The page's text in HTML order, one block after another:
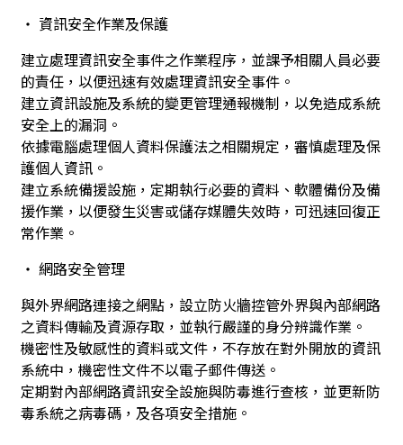
‧ 資訊安全作業及保護
建立處理資訊安全事件之作業程序，並課予相關人員必要
的責任，以便迅速有效處理資訊安全事件。
建立資訊設施及系統的變更管理通報機制，以免造成系統
安全上的漏洞。
依據電腦處理個人資料保護法之相關規定，審慎處理及保
護個人資訊。
建立系統備援設施，定期執行必要的資料、軟體備份及備
援作業，以便發生災害或儲存媒體失效時，可迅速回復正
常作業。
‧ 網路安全管理
與外界網路連接之網點，設立防火牆控管外界與內部網路
之資料傳輸及資源存取，並執行嚴謹的身分辨識作業。
機密性及敏感性的資料或文件，不存放在對外開放的資訊
系統中，機密性文件不以電子郵件傳送。
定期對內部網路資訊安全設施與防毒進行查核，並更新防
毒系統之病毒碼，及各項安全措施。